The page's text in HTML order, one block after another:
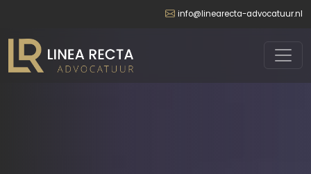
info@linearecta-advocatuur.nl